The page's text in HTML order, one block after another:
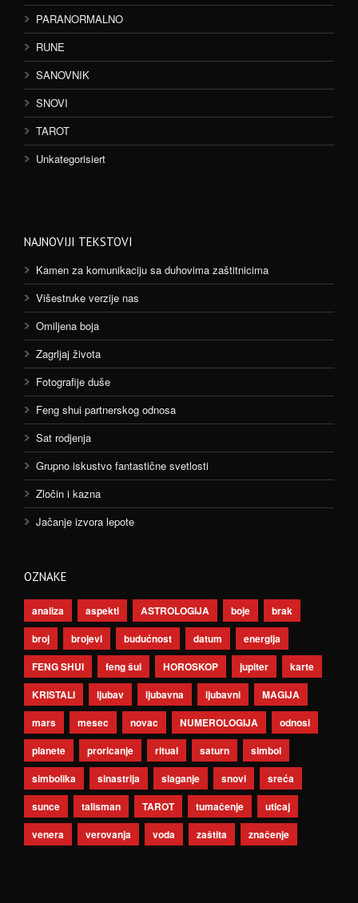
PARANORMALNO
RUNE
SANOVNIK
SNOVI
TAROT
Unkategorisiert
NAJNOVIJI TEKSTOVI
Kamen za komunikaciju sa duhovima zaštitnicima
Višestruke verzije nas
Omiljena boja
Zagrljaj života
Fotografije duše
Feng shui partnerskog odnosa
Sat rodjenja
Grupno iskustvo fantastične svetlosti
Zločin i kazna
Jačanje izvora lepote
OZNAKE
analiza aspekti ASTROLOGIJA boje
brak
broj
brojevi budućnost datum
energija
FENG SHUI
feng šui HOROSKOP jupiter
karte
KRISTALI
ljubav ljubavna ljubavni
MAGIJA
mars
mesec novac NUMEROLOGIJA
odnosi
planete
proricanje ritual saturn
simbol
simbolika
sinastrija slaganje snovi
sreća
sunce
talisman TAROT tumačenje
uticaj
venera
verovanja voda zaštita značenje